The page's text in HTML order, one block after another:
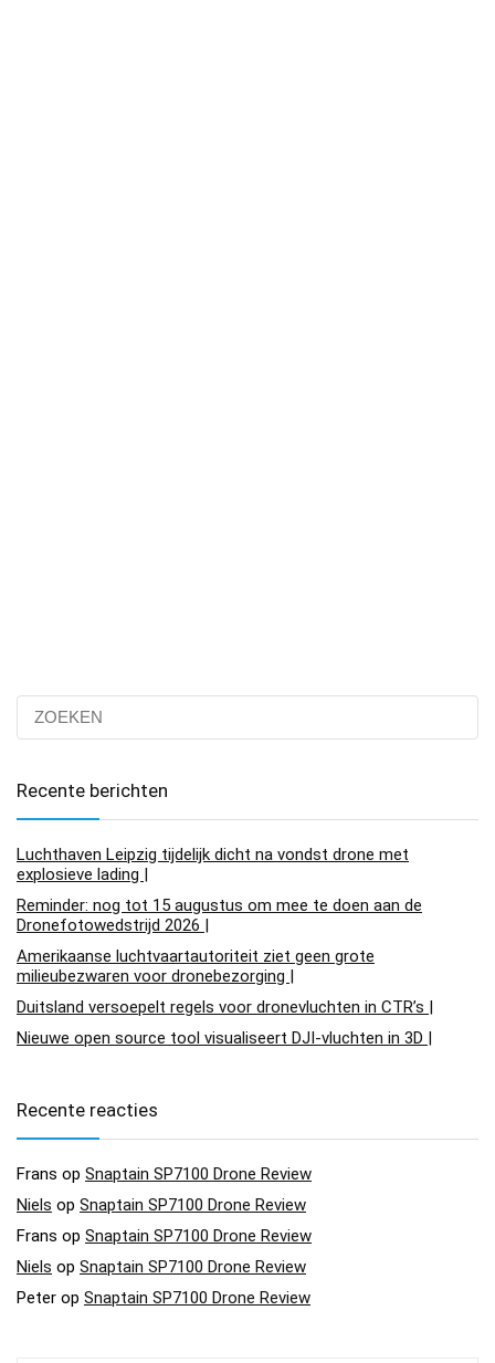
Recente berichten
Luchthaven Leipzig tijdelijk dicht na vondst drone met
explosieve lading |
Reminder: nog tot 15 augustus om mee te doen aan de
Dronefotowedstrijd 2026 |
Amerikaanse luchtvaartautoriteit ziet geen grote
milieubezwaren voor dronebezorging |
Duitsland versoepelt regels voor dronevluchten in CTR’s |
Nieuwe open source tool visualiseert DJI-vluchten in 3D |
Recente reacties
Frans op Snaptain SP7100 Drone Review
Niels op Snaptain SP7100 Drone Review
Frans op Snaptain SP7100 Drone Review
Niels op Snaptain SP7100 Drone Review
Peter op Snaptain SP7100 Drone Review